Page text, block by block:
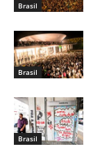
Brasil
Brasil
Brasil